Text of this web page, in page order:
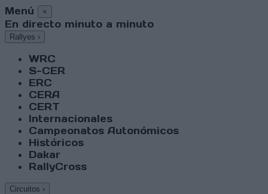
Menú ×
En directo minuto a minuto
Rallyes ›
WRC
S-CER
ERC
CERA
CERT
Internacionales
Campeonatos Autonómicos
Históricos
Dakar
RallyCross
Circuitos ›